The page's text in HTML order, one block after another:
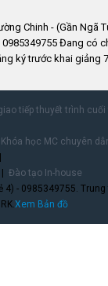
Chinh - (Gần Ngã
0985349755 Đang có
ký trước khai giảng
tiếp thuyết trình
Khóa học MC chuyên
Đào tạo In-house
4) - 0985349755.
Xem Bản đồ